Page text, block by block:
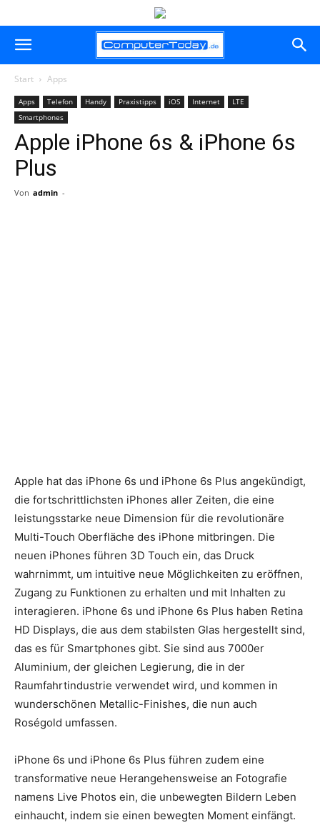
Start Apps
Apps Telefon Handy Praxistipps iOS Internet
LTE
Smartphones
Apple iPhone 6s & iPhone 6s
Plus
Von admin -
Apple hat das iPhone 6s und iPhone 6s Plus angekündigt,
die fortschrittlichsten iPhones aller Zeiten, die eine
leistungsstarke neue Dimension für die revolutionäre
Multi-Touch Oberfläche des iPhone mitbringen. Die
neuen iPhones führen 3D Touch ein, das Druck
wahrnimmt, um intuitive neue Möglichkeiten zu eröffnen,
Zugang zu Funktionen zu erhalten und mit Inhalten zu
interagieren. iPhone 6s und iPhone 6s Plus haben Retina
HD Displays, die aus dem stabilsten Glas hergestellt sind,
das es für Smartphones gibt. Sie sind aus 7000er
Aluminium, der gleichen Legierung, die in der
Raumfahrtindustrie verwendet wird, und kommen in
wunderschönen Metallic-Finishes, die nun auch
Roségold umfassen.
iPhone 6s und iPhone 6s Plus führen zudem eine
transformative neue Herangehensweise an Fotografie
namens Live Photos ein, die unbewegten Bildern Leben
einhaucht, indem sie einen bewegten Moment einfängt.